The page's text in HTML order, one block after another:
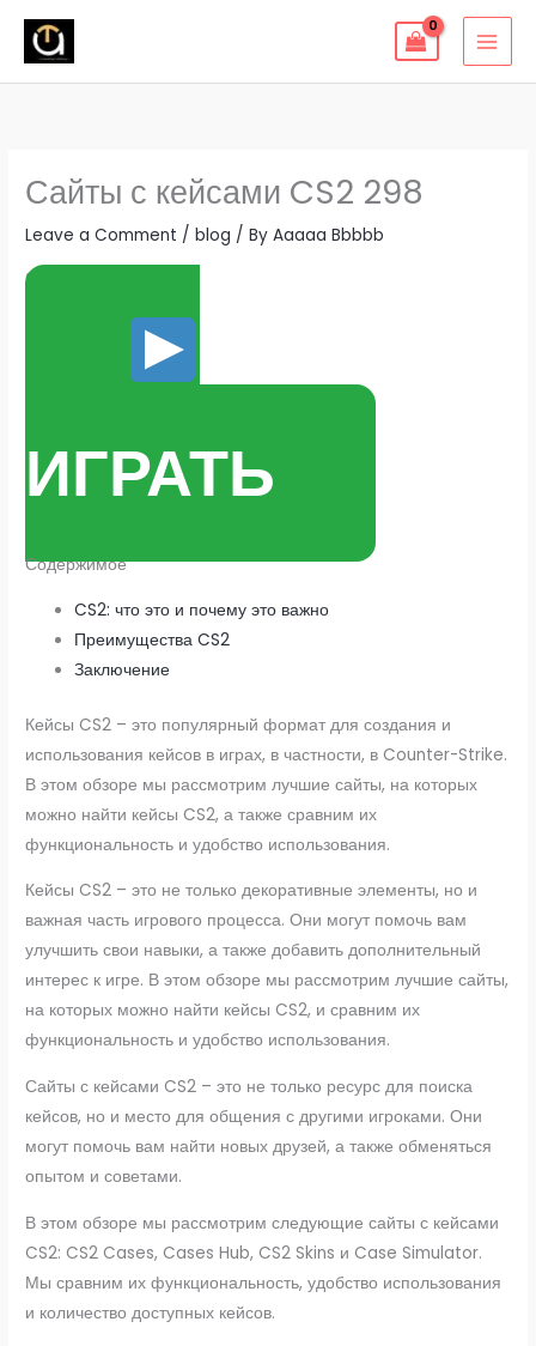
Skip
Сайты с кейсами CS2 298
Leave a Comment /blog / ByAaaaa Bbbbb
Сайты с кейсами CS2
ИГРАТЬ
Содержимое
CS2: что это и почему это важно
Преимущества CS2
Заключение
Кейсы CS2 – это популярный формат для создания и
использования кейсов в играх, в частности, в Counter-Strike.
В этом обзоре мы рассмотрим лучшие сайты, на которых
можно найти кейсы CS2, а также сравним их
функциональность и удобство использования.
Кейсы CS2 – это не только декоративные элементы, но и
важная часть игрового процесса. Они могут помочь вам
улучшить свои навыки, а также добавить дополнительный
интерес к игре. В этом обзоре мы рассмотрим лучшие сайты,
на которых можно найти кейсы CS2, и сравним их
функциональность и удобство использования.
Сайты с кейсами CS2 – это не только ресурс для поиска
кейсов, но и место для общения с другими игроками. Они
могут помочь вам найти новых друзей, а также обменяться
опытом и советами.
В этом обзоре мы рассмотрим следующие сайты с кейсами
CS2: CS2 Cases, Cases Hub, CS2 Skins и Case Simulator.
Мы сравним их функциональность, удобство использования
и количество доступных кейсов.